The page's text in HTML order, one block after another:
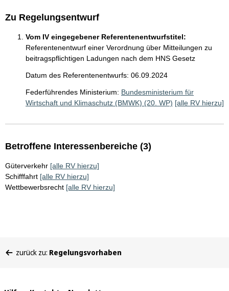
Zu Regelungsentwurf
Vom IV eingegebener Referentenentwurfstitel:
Referentenentwurf einer Verordnung über Mitteilungen zu
beitragspflichtigen Ladungen nach dem HNS Gesetz
Datum des Referentenentwurfs: 06.09.2024
Federführendes Ministerium: Bundesministerium für
Wirtschaft und Klimaschutz (BMWK) (20. WP) [alle RV hierzu]
Betroffene Interessenbereiche (3)
Güterverkehr [alle RV hierzu]
Schifffahrt [alle RV hierzu]
Wettbewerbsrecht [alle RV hierzu]
befinden
zurück zu: Regelungsvorhaben